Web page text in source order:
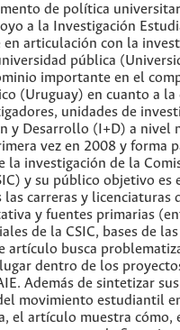
de política
a la Investigación
articulación con la
pública
importante en el
(Uruguay) en cuanto a la
unidades de
y Desarrollo (I+D) a nivel
vez en 2008 y forma
la investigación de la
y su público objetivo es
carreras y licenciaturas
y fuentes primarias
de la CSIC, bases de
artículo busca
dentro de los
Además de sintetizar
movimiento estudiantil
el artículo muestra cómo,